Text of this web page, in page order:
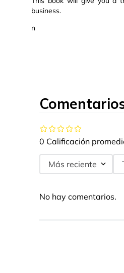
business.
n
0 Calificación
Más reciente
No hay comentarios.